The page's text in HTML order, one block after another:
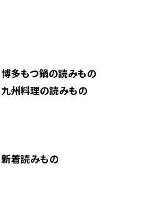
博多もつ鍋の読みもの
九州料理の読みもの
新着読みもの